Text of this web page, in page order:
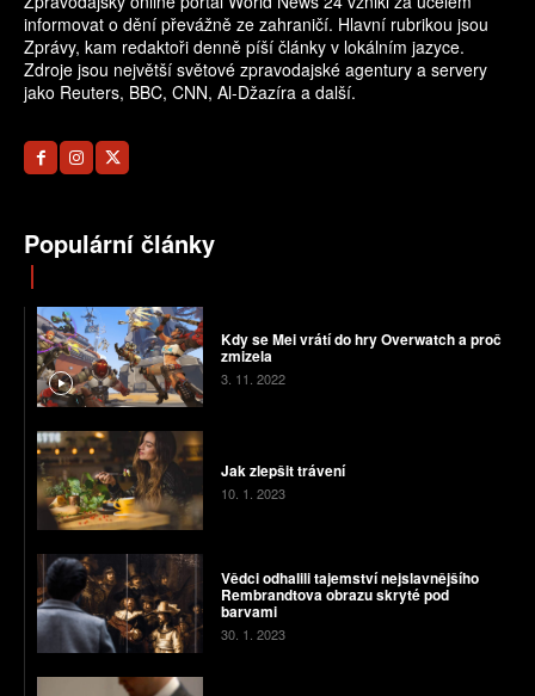
informovat o dění převážně ze zahraničí. Hlavní rubrikou jsou
Zprávy, kam redaktoři denně píší články v lokálním jazyce.
Zdroje jsou největší světové zpravodajské agentury a servery
jako Reuters, BBC, CNN, Al-Džazíra a další.
Populární články
Kdy se Mei vrátí do hry Overwatch a proč
zmizela
3. 11. 2022
Jak zlepšit trávení
10. 1. 2023
Vědci odhalili tajemství nejslavnějšího
Rembrandtova obrazu skryté pod
barvami
30. 1. 2023